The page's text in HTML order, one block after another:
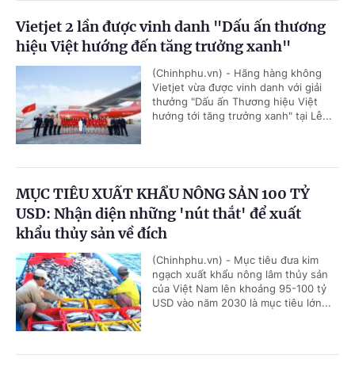
Vietjet 2 lần được vinh danh "Dấu ấn thương
hiệu Việt hướng đến tăng trưởng xanh"
(Chinhphu.vn) - Hãng hàng không
Vietjet vừa được vinh danh với giải
thưởng "Dấu ấn Thương hiệu Việt
hướng tới tăng trưởng xanh" tại Lễ...
MỤC TIÊU XUẤT KHẨU NÔNG SẢN 100 TỶ
USD: Nhận diện những 'nút thắt' để xuất
khẩu thủy sản về đích
(Chinhphu.vn) - Mục tiêu đưa kim
ngạch xuất khẩu nông lâm thủy sản
của Việt Nam lên khoảng 95-100 tỷ
USD vào năm 2030 là mục tiêu lớn...